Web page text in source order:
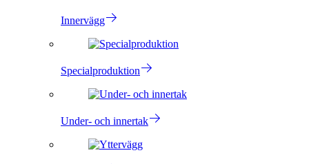
Innervägg
Specialproduktion
Under- och innertak